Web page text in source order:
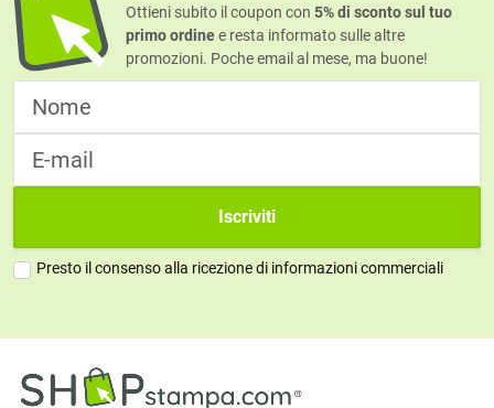
Ottieni subito il coupon con 5% di sconto sul tuo
primo ordinee resta informato sulle altre
promozioni. Poche email al mese, ma buone!
Iscriviti
Presto il consenso alla ricezione di informazioni commerciali